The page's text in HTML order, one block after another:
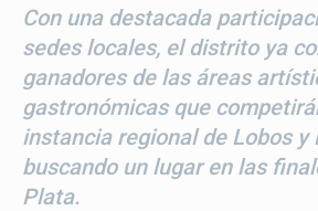
Con una destacada
sedes locales, el distrito ya
ganadores de las áreas
gastronómicas que
instancia regional de Lobos y
buscando un lugar en las
Plata.